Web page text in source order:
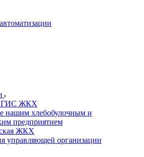
ГИС ЖКХ
нашим хлебобулочным и
предприятием
ЖКХ
управляющей организации